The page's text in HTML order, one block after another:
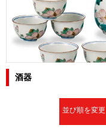
酒器
並び順を変更